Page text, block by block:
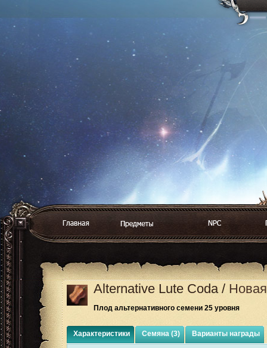
Alternative Lute Coda/
Плод альтернативного семени 25 уровня
Характеристики Семяна (3) Варианты награды